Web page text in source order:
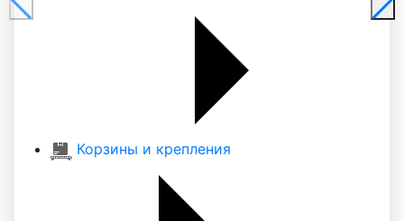
Корзины и крепления